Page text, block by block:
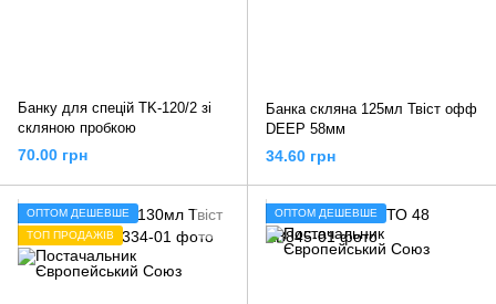
Банку для спецій TK-120/2 зі
скляною пробкою
70.00 грн
Банка скляна 125мл Твіст офф
DEEP 58мм
34.60 грн
ОПТОМ ДЕШЕВШЕ
ТОП ПРОДАЖІВ
ОПТОМ ДЕШЕВШЕ